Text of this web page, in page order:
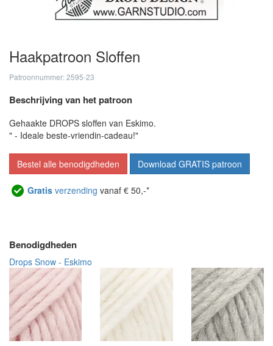
Haakpatroon Sloffen
Patroonnummer: 2595-23
Beschrijving van het patroon
Gehaakte DROPS sloffen van Eskimo.
" - Ideale beste-vriendin-cadeau!"
Bestel alle benodigdheden Download GRATIS patroon
Gratis verzending vanaf € 50,-*
Benodigdheden
Drops Snow - Eskimo